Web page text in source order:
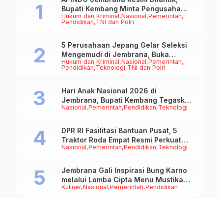
Hukum dan Kriminal Nasional Pemerintah
Pendidikan TNI dan Polri
Bupati Kembang Minta Pengusaha
Jadi Motor Penggerak Ekonomi
Hukum dan Kriminal Nasional Pemerintah
Pendidikan Teknologi TNI dan Polri
5 Perusahaan Jepang Gelar Seleksi
Mengemudi di Jembrana, Buka
Peluang Kerja bagi Calon PMI
Nasional Pemerintah Pendidikan Teknologi
Hari Anak Nasional 2026 di
Jembrana, Bupati Kembang Tegaskan
Pentingnya Karakter dan Budaya di
Nasional Pemerintah Pendidikan Teknologi
DPR RI Fasilitasi Bantuan Pusat, 5
Traktor Roda Empat Resmi Perkuat
Mekanisasi Pertanian Jembrana
Kuliner Nasional Pemerintah Pendidikan
Jembrana Gali Inspirasi Bung Karno
melalui Lomba Cipta Menu Mustika
Rasa